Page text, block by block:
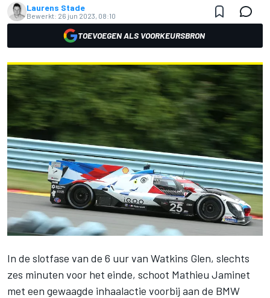
Laurens Stade
Bewerkt: 26 jun 2023, 08:10
TOEVOEGEN ALS VOORKEURSBRON
In de slotfase van de 6 uur van Watkins Glen, slechts
zes minuten voor het einde, schoot Mathieu Jaminet
met een gewaagde inhaalactie voorbij aan de BMW